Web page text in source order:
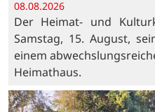
08.08.2026
Der Heimat- und
Samstag, 15. August,
einem
Heimathaus.